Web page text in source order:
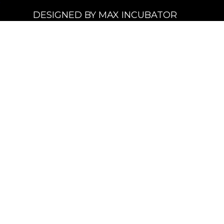
DESIGNED BY MAX INCUBATOR